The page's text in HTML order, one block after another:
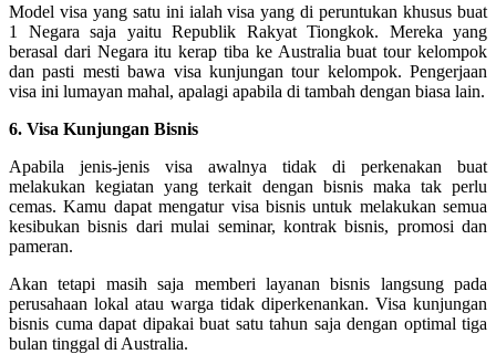
Model visa yang satu ini ialah visa yang di peruntukan khusus buat
1 Negara saja yaitu Republik Rakyat Tiongkok. Mereka yang
berasal dari Negara itu kerap tiba ke Australia buat tour kelompok
dan pasti mesti bawa visa kunjungan tour kelompok. Pengerjaan
visa ini lumayan mahal, apalagi apabila di tambah dengan biasa lain.
6. Visa Kunjungan Bisnis
Apabila jenis-jenis visa awalnya tidak di perkenakan buat
melakukan kegiatan yang terkait dengan bisnis maka tak perlu
cemas. Kamu dapat mengatur visa bisnis untuk melakukan semua
kesibukan bisnis dari mulai seminar, kontrak bisnis, promosi dan
pameran.
Akan tetapi masih saja memberi layanan bisnis langsung pada
perusahaan lokal atau warga tidak diperkenankan. Visa kunjungan
bisnis cuma dapat dipakai buat satu tahun saja dengan optimal tiga
bulan tinggal di Australia.